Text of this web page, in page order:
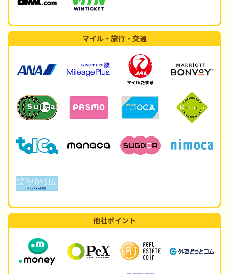
マイル・旅行・交通
他社ポイント